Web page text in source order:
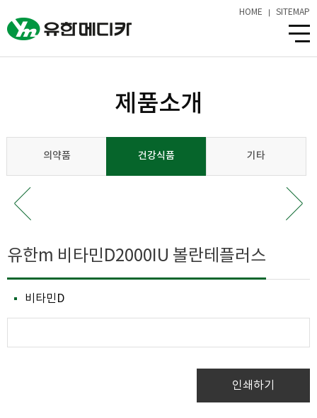
HOME SITEMAP
제품소개
의약품 건강식품 기타
유한m 비타민D2000IU 볼란테플러스
비타민D
인쇄하기